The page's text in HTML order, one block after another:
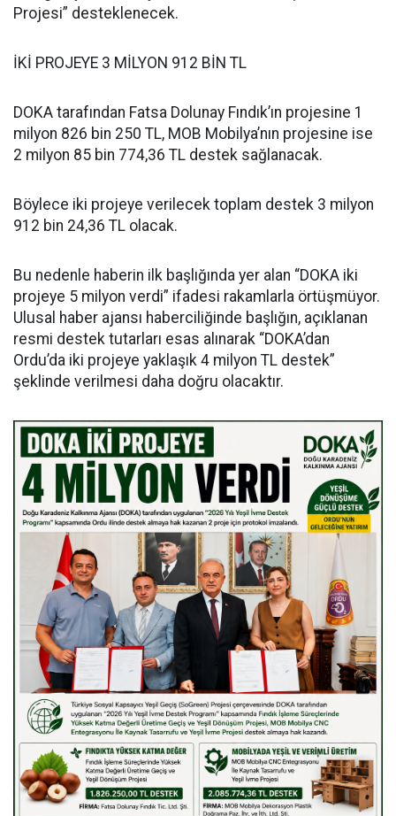
Projesi” desteklenecek.
İKİ PROJEYE 3 MİLYON 912 BİN TL
DOKA tarafından Fatsa Dolunay Fındık’ın projesine 1
milyon 826 bin 250 TL, MOB Mobilya’nın projesine ise
2 milyon 85 bin 774,36 TL destek sağlanacak.
Böylece iki projeye verilecek toplam destek 3 milyon
912 bin 24,36 TL olacak.
Bu nedenle haberin ilk başlığında yer alan “DOKA iki
projeye 5 milyon verdi” ifadesi rakamlarla örtüşmüyor.
Ulusal haber ajansı haberciliğinde başlığın, açıklanan
resmi destek tutarları esas alınarak “DOKA’dan
Ordu’da iki projeye yaklaşık 4 milyon TL destek”
şeklinde verilmesi daha doğru olacaktır.